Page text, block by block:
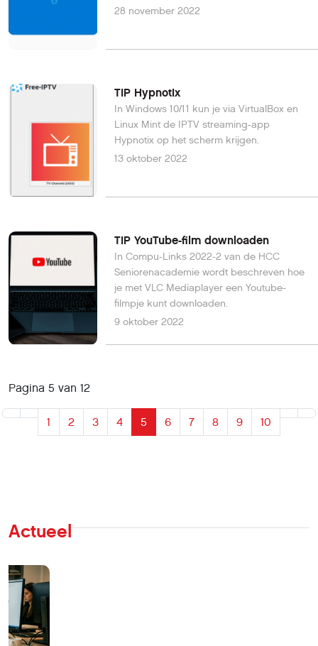
28 november 2022
TIP Hypnotix
In Windows 10/11 kun je via VirtualBox en
Linux Mint de IPTV streaming-app
Hypnotix op het scherm krijgen.
13 oktober 2022
TIP YouTube-film downloaden
In Compu-Links 2022-2 van de HCC
Seniorenacademie wordt beschreven hoe
je met VLC Mediaplayer een Youtube-
filmpje kunt downloaden.
9 oktober 2022
Pagina 5 van 12
1 2 3 4 5 6 7 8 9 10
Actueel